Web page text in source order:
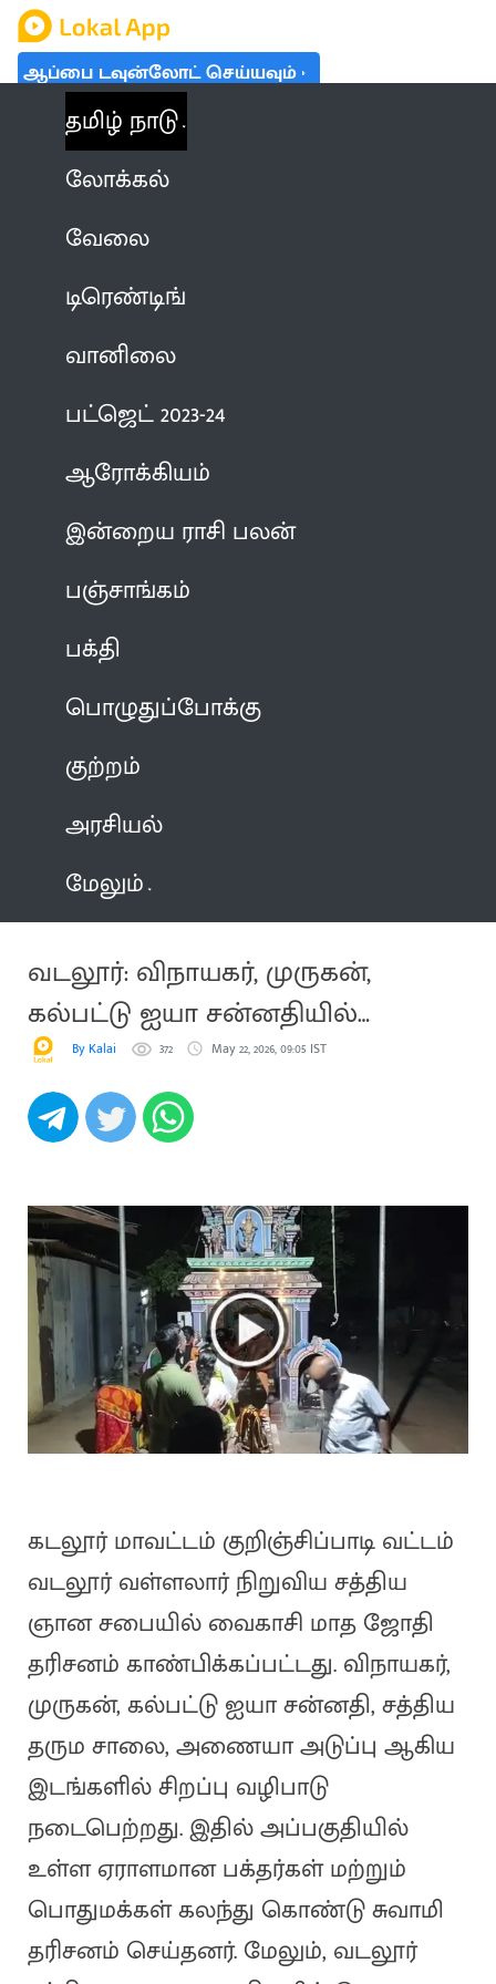
ஆப்பை டவுன்லோட் செய்யவும்
தமிழ் நாடு
லோக்கல்
வேலை
டிரெண்டிங்
வானிலை
பட்ஜெட் 2023-24
ஆரோக்கியம்
இன்றைய ராசி பலன்
பஞ்சாங்கம்
பக்தி
பொழுதுப்போக்கு
குற்றம்
அரசியல்
மேலும்
வடலூர்: விநாயகர், முருகன்,
கல்பட்டு ஐயா சன்னதியில்
வழிபாடு
By Kalai 372 May 22, 2026, 09:05 IST
கடலூர் மாவட்டம் குறிஞ்சிப்பாடி வட்டம்
வடலூர் வள்ளலார் நிறுவிய சத்திய
ஞான சபையில் வைகாசி மாத ஜோதி
தரிசனம் காண்பிக்கப்பட்டது. விநாயகர்,
முருகன், கல்பட்டு ஐயா சன்னதி, சத்திய
தரும சாலை, அணையா அடுப்பு ஆகிய
இடங்களில் சிறப்பு வழிபாடு
நடைபெற்றது. இதில் அப்பகுதியில்
உள்ள ஏராளமான பக்தர்கள் மற்றும்
பொதுமக்கள் கலந்து கொண்டு சுவாமி
தரிசனம் செய்தனர். மேலும், வடலூர்